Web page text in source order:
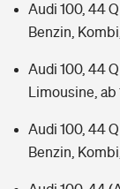
Audi 100, 44
Benzin,
Audi 100, 44
Limousine, ab
Audi 100, 44
Benzin,